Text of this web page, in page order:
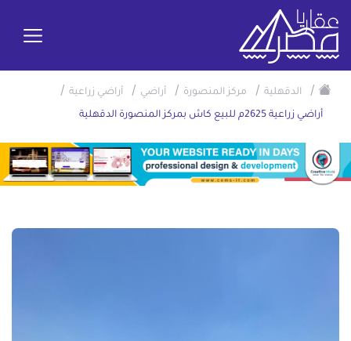
/ الدقهلية / مركز المنصورة / أراضي / أراضي زراعية /
أراضي زراعية 2625م للبيع كاش بمركز المنصورة الدقهلية